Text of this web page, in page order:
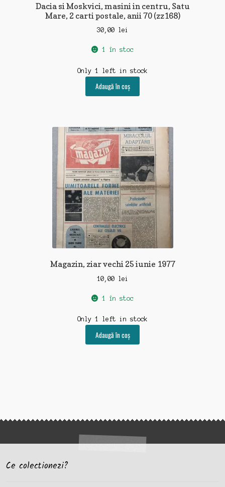
Dacia si Moskvici, masini in centru, Satu
Mare, 2 carti postale, anii 70 (zz168)
30,00 lei
1 în stoc
Only 1 left in stock
Adaugă în coș
Magazin, ziar vechi 25 iunie 1977
10,00 lei
1 în stoc
Only 1 left in stock
Adaugă în coș
Ce colectionezi?